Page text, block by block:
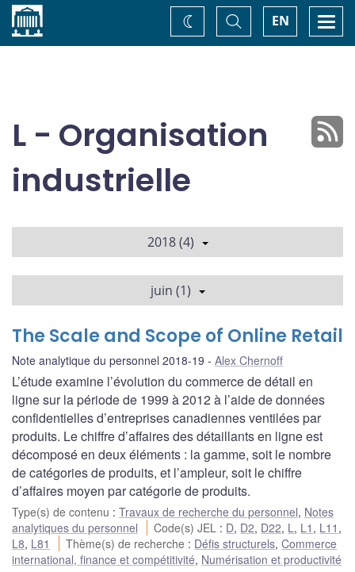
Accueil EN
Basculer
la
recherche
Changez
de
L - Organisation
industrielle
2018 (4)
juin (1)
The Scale and Scope of Online Retail
Note analytique du personnel 2018-19 Alex Chernoff
L’étude examine l’évolution du commerce de détail en
ligne sur la période de 1999 à 2012 à l’aide de données
confidentielles d’entreprises canadiennes ventilées par
produits. Le chiffre d’affaires des détaillants en ligne est
décomposé en deux éléments : la gamme, soit le nombre
de catégories de produits, et l’ampleur, soit le chiffre
d’affaires moyen par catégorie de produits.
Type(s) de contenu : Travaux de recherche du personnel, Notes
analytiques du personnel
Code(s) JEL : D, D2, D22, L , L1 , L11 ,
L8, L81 Thème(s) de recherche : Défis structurels,Commerce
international, finance et compétitivité, Numérisation et productivité